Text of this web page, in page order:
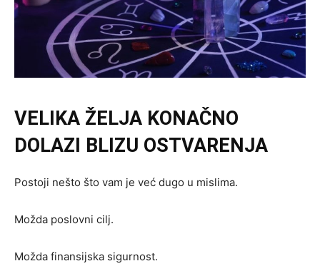
VELIKA ŽELJA KONAČNO
DOLAZI BLIZU OSTVARENJA
Postoji nešto što vam je već dugo u mislima.
Možda poslovni cilj.
Možda finansijska sigurnost.